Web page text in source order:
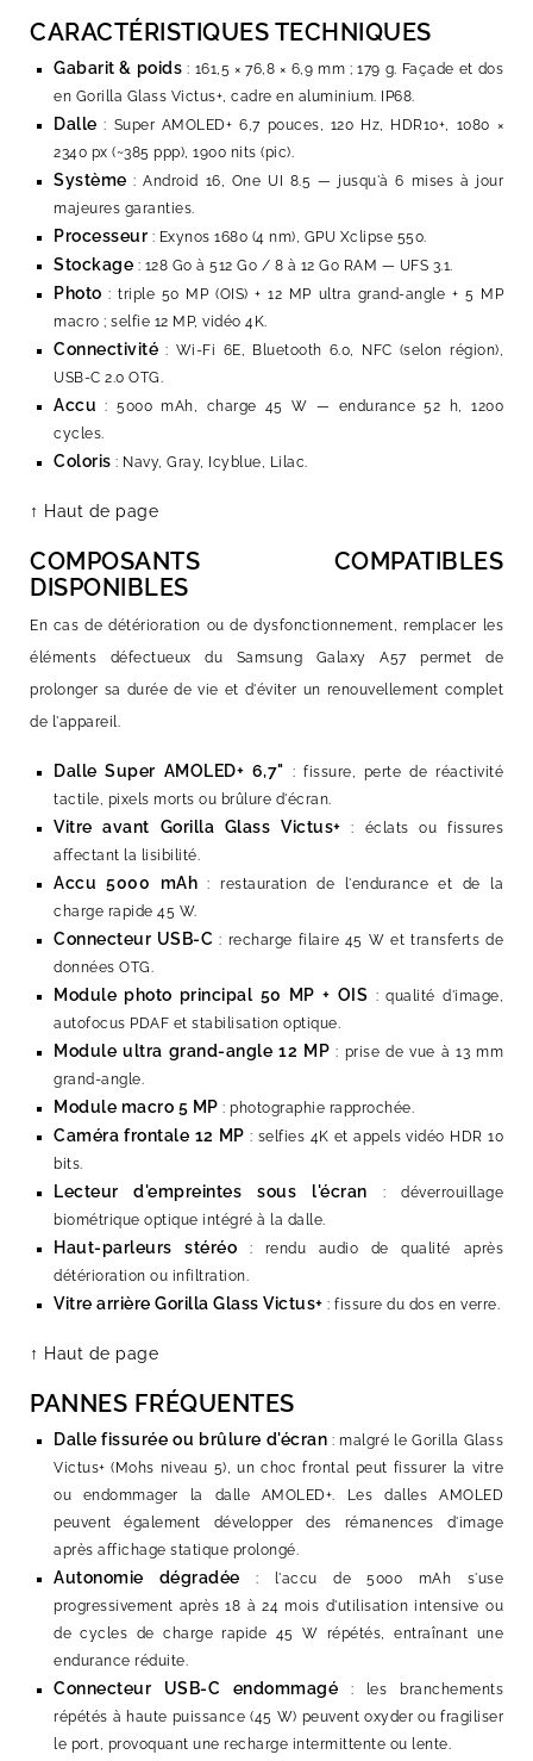
CARACTÉRISTIQUES TECHNIQUES
Gabarit & poids : 161,5 × 76,8 × 6,9 mm ; 179 g. Façade et dos
en Gorilla Glass Victus+, cadre en aluminium. IP68.
Dalle : Super AMOLED+ 6,7 pouces, 120 Hz, HDR10+, 1080 ×
2340 px (~385 ppp), 1900 nits (pic).
Système : Android 16, One UI 8.5 — jusqu'à 6 mises à jour
majeures garanties.
Processeur : Exynos 1680 (4 nm), GPU Xclipse 550.
Stockage : 128 Go à 512 Go / 8 à 12 Go RAM — UFS 3.1.
Photo : triple 50 MP (OIS) + 12 MP ultra grand-angle + 5 MP
macro ; selfie 12 MP, vidéo 4K.
Connectivité : Wi-Fi 6E, Bluetooth 6.0, NFC (selon région),
USB-C 2.0 OTG.
Accu : 5000 mAh, charge 45 W — endurance 52 h, 1200
cycles.
Coloris : Navy, Gray, Icyblue, Lilac.
↑ Haut de page
COMPOSANTS COMPATIBLES
DISPONIBLES
En cas de détérioration ou de dysfonctionnement, remplacer les
éléments défectueux du Samsung Galaxy A57 permet de
prolonger sa durée de vie et d'éviter un renouvellement complet
de l'appareil.
Dalle Super AMOLED+ 6,7" : fissure, perte de réactivité
tactile, pixels morts ou brûlure d'écran.
Vitre avant Gorilla Glass Victus+ : éclats ou fissures
affectant la lisibilité.
Accu 5000 mAh : restauration de l'endurance et de la
charge rapide 45 W.
Connecteur USB-C : recharge filaire 45 W et transferts de
données OTG.
Module photo principal 50 MP + OIS : qualité d'image,
autofocus PDAF et stabilisation optique.
Module ultra grand-angle 12 MP : prise de vue à 13 mm
grand-angle.
Module macro 5 MP : photographie rapprochée.
Caméra frontale 12 MP : selfies 4K et appels vidéo HDR 10
bits.
Lecteur d'empreintes sous l'écran : déverrouillage
biométrique optique intégré à la dalle.
Haut-parleurs stéréo : rendu audio de qualité après
détérioration ou infiltration.
Vitre arrière Gorilla Glass Victus+ : fissure du dos en verre.
↑ Haut de page
PANNES FRÉQUENTES
Dalle fissurée ou brûlure d'écran : malgré le Gorilla Glass
Victus+ (Mohs niveau 5), un choc frontal peut fissurer la vitre
ou endommager la dalle AMOLED+. Les dalles AMOLED
peuvent également développer des rémanences d'image
après affichage statique prolongé.
Autonomie dégradée : l'accu de 5000 mAh s'use
progressivement après 18 à 24 mois d'utilisation intensive ou
de cycles de charge rapide 45 W répétés, entraînant une
endurance réduite.
Connecteur USB-C endommagé : les branchements
répétés à haute puissance (45 W) peuvent oxyder ou fragiliser
le port, provoquant une recharge intermittente ou lente.